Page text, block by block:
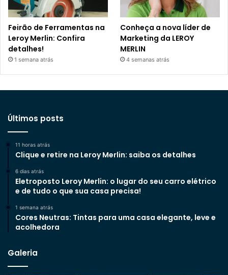
Feirão de Ferramentas na
Leroy Merlin: Confira
detalhes!
1 semana atrás
Conheça a nova líder de
Marketing da LEROY
MERLIN
4 semanas atrás
Últimos posts
11 horas atrás
Clique e retire na Leroy Merlin: saiba os detalhes
6 dias atrás
Eletroposto Leroy Merlin: o lugar do seu carro elétrico
e de tudo o que sua casa precisa!
1 semana atrás
Cores Neutras: Tintas para uma casa elegante, leve e
acolhedora
Galeria